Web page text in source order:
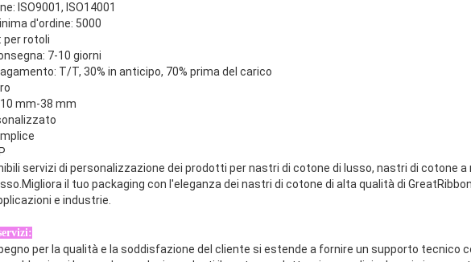
ISO9001, ISO14001
d'ordine: 5000
per rotoli
7-10 giorni
T/T, 30% in anticipo, 70% prima del carico
mm-38 mm
servizi di personalizzazione dei prodotti per nastri di cotone di lusso, nastri di cotone a
il tuo packaging con l'eleganza dei nastri di cotone di alta qualità di
e industrie.
per la qualità e la soddisfazione del cliente si estende a fornire un supporto tecnico